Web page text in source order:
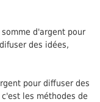
d'argent pour
des idées,
pour diffuser des
les méthodes de